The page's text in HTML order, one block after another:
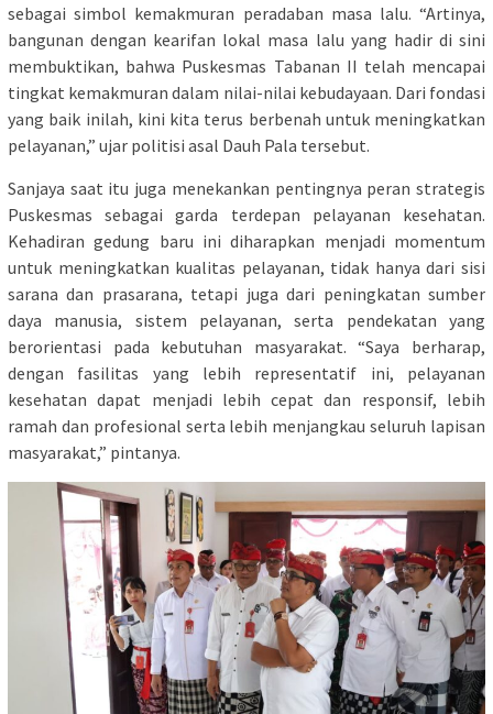
sebagai simbol kemakmuran peradaban masa lalu. “Artinya,
bangunan dengan kearifan lokal masa lalu yang hadir di sini
membuktikan, bahwa Puskesmas Tabanan II telah mencapai
tingkat kemakmuran dalam nilai-nilai kebudayaan. Dari fondasi
yang baik inilah, kini kita terus berbenah untuk meningkatkan
pelayanan,” ujar politisi asal Dauh Pala tersebut.
Sanjaya saat itu juga menekankan pentingnya peran strategis
Puskesmas sebagai garda terdepan pelayanan kesehatan.
Kehadiran gedung baru ini diharapkan menjadi momentum
untuk meningkatkan kualitas pelayanan, tidak hanya dari sisi
sarana dan prasarana, tetapi juga dari peningkatan sumber
daya manusia, sistem pelayanan, serta pendekatan yang
berorientasi pada kebutuhan masyarakat. “Saya berharap,
dengan fasilitas yang lebih representatif ini, pelayanan
kesehatan dapat menjadi lebih cepat dan responsif, lebih
ramah dan profesional serta lebih menjangkau seluruh lapisan
masyarakat,” pintanya.